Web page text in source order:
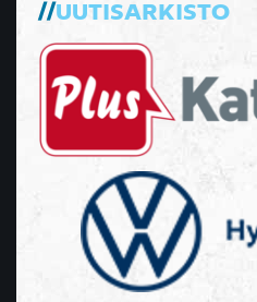
UUTISARKISTO